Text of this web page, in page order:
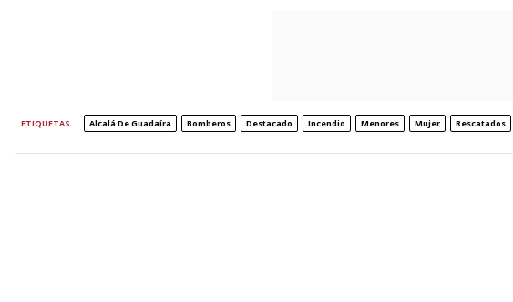
ETIQUETAS Alcalá De Guadaíra Bomberos Destacado Incendio Menores Mujer Rescatados